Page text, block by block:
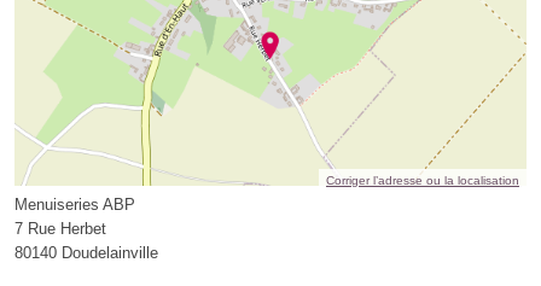
Corriger l’adresse ou la localisation
Menuiseries ABP
7 Rue Herbet
80140 Doudelainville